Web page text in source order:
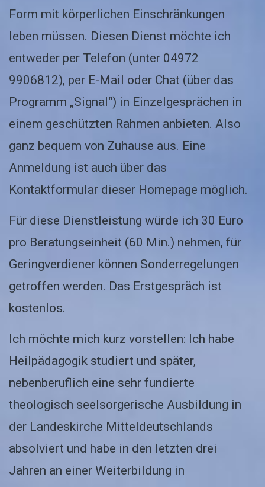
Form mit körperlichen Einschränkungen
leben müssen. Diesen Dienst möchte ich
entweder per Telefon (unter 04972
9906812), per E-Mail oder Chat (über das
Programm „Signal“) in Einzelgesprächen in
einem geschützten Rahmen anbieten. Also
ganz bequem von Zuhause aus. Eine
Anmeldung ist auch über das
Kontaktformular dieser Homepage möglich.
Für diese Dienstleistung würde ich 30 Euro
pro Beratungseinheit (60 Min.) nehmen, für
Geringverdiener können Sonderregelungen
getroffen werden. Das Erstgespräch ist
kostenlos.
Ich möchte mich kurz vorstellen: Ich habe
Heilpädagogik studiert und später,
nebenberuflich eine sehr fundierte
theologisch seelsorgerische Ausbildung in
der Landeskirche Mitteldeutschlands
absolviert und habe in den letzten drei
Jahren an einer Weiterbildung in